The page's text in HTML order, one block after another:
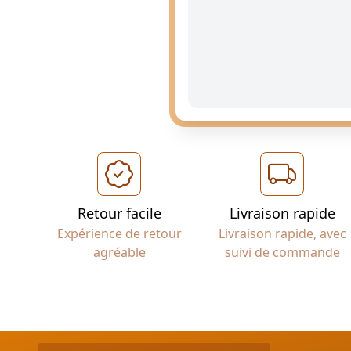
Retour facile
Expérience de retour
agréable
Livraison rapide
Livraison rapide, avec
suivi de commande